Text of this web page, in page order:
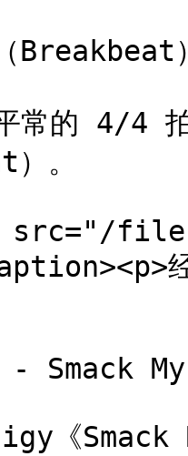
Breakbeat
常的 4/4
。
files/
- Smack
《